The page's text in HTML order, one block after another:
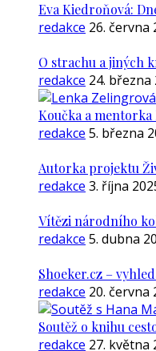
Eva Kiedroňová:
redakce 26. června
O strachu a jiných
redakce 24. března
Koučka a
redakce 5. března
Autorka projektu
redakce 3. října
Vítězi národního
redakce 5. dubna
Shoeker.cz –
redakce 20. června
Soutěž o knihu
redakce 27. května